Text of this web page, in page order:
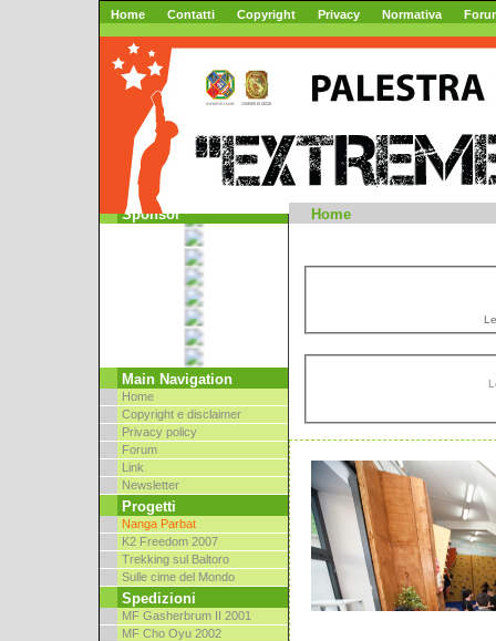
Home Contatti Copyright Privacy Normativa
Sponsor
Main Navigation
Home
Copyright e disclaimer
Privacy policy
Forum
Link
Newsletter
Progetti
Nanga Parbat
K2 Freedom 2007
Trekking sul Baltoro
Sulle cime del Mondo
Spedizioni
MF Gasherbrum II 2001
MF Cho Oyu 2002
Home